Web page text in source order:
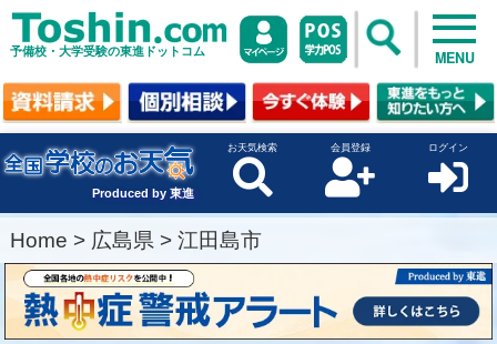
予備校・大学受験の東進ドットコム MENU
Produced by 東進
お天気検索 会員登録 ログイン
Home > 広島県 > 江田島市